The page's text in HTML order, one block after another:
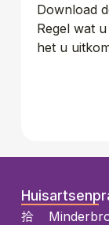
Download
Regel wat
het u